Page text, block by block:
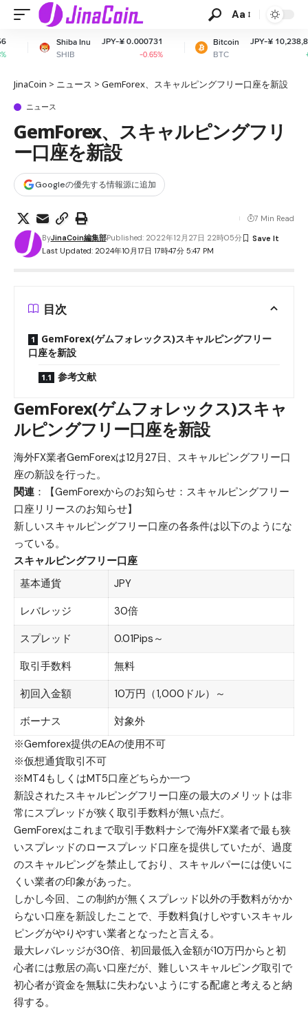
Aa
Inu
JPY-¥ 0.000731
Bitcoin
BTC
JPY-¥ 10,238,854.23
JinaCoin > ニュース > GemForex、スキャルピングフリー口座を新設
ニュース
GemForex、スキャルピングフリ
ー口座を新設
Googleの優先する情報源に追加
Last Updated: 2024年10月17日 17時47分 5:47 PM
ByJinaCoin編集部Published: 2022年12月27日 22時05分
7 Min Read
目次
GemForex(ゲムフォレックス)スキャルピングフリー
口座を新設
参考文献
GemForex(ゲムフォレックス)スキャ
ルピングフリー口座を新設
海外FX業者GemForexは12月27日、スキャルピングフリー口
座の新設を行った。
関連 ：
【GemForexからのお知らせ：スキャルピングフリー
口座リリースのお知らせ】
新しいスキャルピングフリー口座の各条件は以下のようにな
っている。
スキャルピングフリー口座
基本通貨
JPY
レバレッジ
30倍
スプレッド
0.01Pips～
取引手数料
無料
初回入金額
10万円（1,000ドル）～
ボーナス
対象外
※Gemforex提供のEAの使用不可
※仮想通貨取引不可
※MT4もしくはMT5口座どちらか一つ
新設されたスキャルピングフリー口座の最大のメリットは非
常にスプレッドが狭く取引手数料が無い点だ。
GemForexはこれまで取引手数料ナシで海外FX業者で最も狭
いスプレッドのロースプレッド口座を提供していたが、過度
のスキャルピングを禁止しており、スキャルパーには使いに
くい業者の印象があった。
しかし今回、この制約が無くスプレッド以外の手数料がかか
らない口座を新設したことで、手数料負けしやすいスキャル
ピングがやりやすい業者となったと言える。
最大レバレッジが30倍、初回最低入金額が10万円からと初
心者には敷居の高い口座だが、難しいスキャルピング取引で
初心者が資金を無駄に失わないようにする配慮と考えると納
得する。